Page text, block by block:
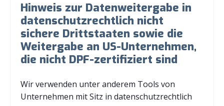
Hinweis zur Datenweitergabe in
datenschutzrechtlich nicht
sichere Drittstaaten sowie die
Weitergabe an US-Unternehmen,
die nicht DPF-zertifiziert sind
Wir verwenden unter anderem Tools von
Unternehmen mit Sitz in datenschutzrechtlich